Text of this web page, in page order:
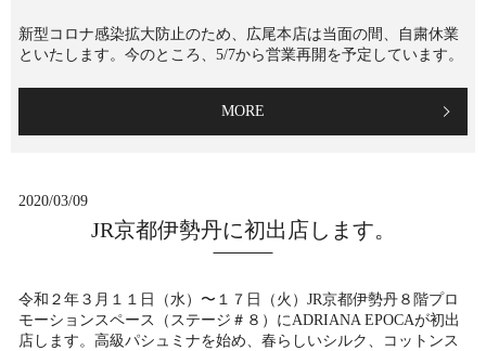
新型コロナ感染拡大防止のため、広尾本店は当面の間、自粛休業
といたします。今のところ、5/7から営業再開を予定しています。
MORE
2020/03/09
JR京都伊勢丹に初出店します。
令和２年３月１１日（水）〜１７日（火）JR京都伊勢丹８階プロ
モーションスペース（ステージ＃８）にADRIANA EPOCAが初出
店します。高級パシュミナを始め、春らしいシルク、コットンス